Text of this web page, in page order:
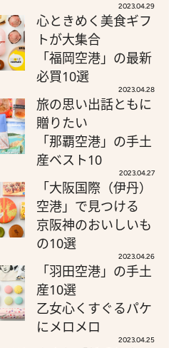
2023.04.29
心ときめく美食ギフ
トが大集合
「福岡空港」の最新
必買10選
2023.04.28
旅の思い出話ともに
贈りたい
「那覇空港」の手土
産ベスト10
2023.04.27
「大阪国際（伊丹）
空港」で見つける
京阪神のおいしいも
の10選
2023.04.26
「羽田空港」の手土
産10選
乙女心くすぐるパケ
にメロメロ
2023.04.25